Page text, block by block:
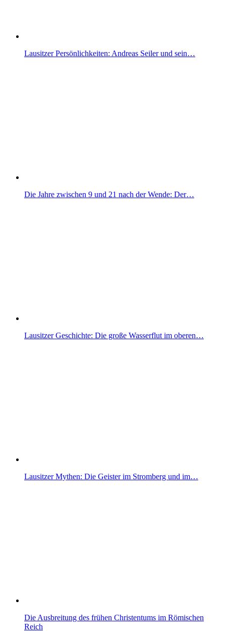
Lausitzer Persönlichkeiten: Andreas Seiler und sein…
Die Jahre zwischen 9 und 21 nach der Wende: Der…
Lausitzer Geschichte: Die große Wasserflut im oberen…
Lausitzer Mythen: Die Geister im Stromberg und im…
Die Ausbreitung des frühen Christentums im Römischen
Reich